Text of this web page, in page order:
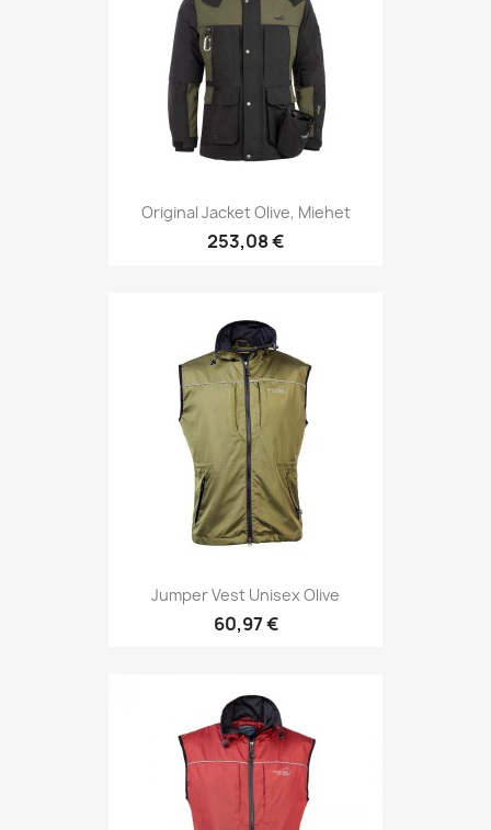
Original Jacket Olive, Miehet
253,08 €
Jumper Vest Unisex Olive
60,97 €